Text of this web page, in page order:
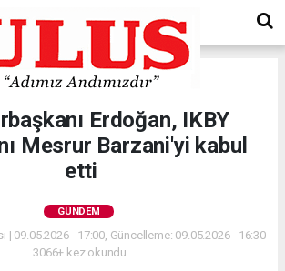
Erdoğan, IKBY
Mesrur Barzani'yi kabul
etti
GÜNDEM
| 09.05.2026 - 17:00, Güncelleme: 09.05.2026 - 16:30
3066+ kez okundu.